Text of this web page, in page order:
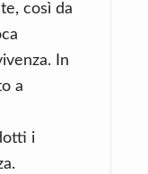
così da
In
a
i